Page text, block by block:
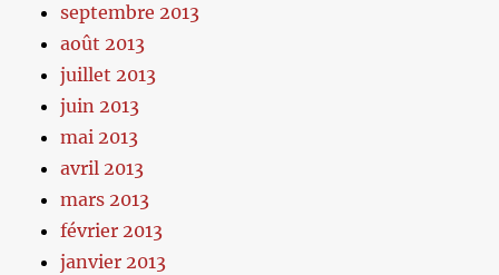
septembre 2013
août 2013
juillet 2013
juin 2013
mai 2013
avril 2013
mars 2013
février 2013
janvier 2013